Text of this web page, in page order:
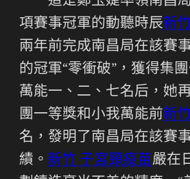
項賽事冠軍的動聽時辰新
兩年前完成南昌局在該賽
的冠軍“零衝破”，獲得集
萬能一、二、七名后，她
團一等獎和小我萬能前新
名，發明了南昌局在該賽
績。 新竹 子宮頸疫苗嚴在